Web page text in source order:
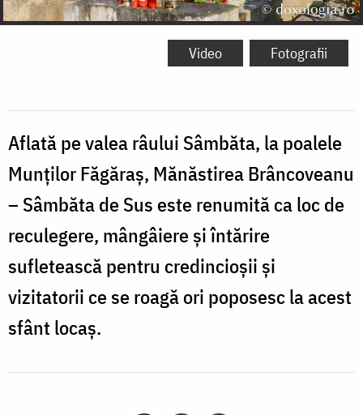
Video Fotografii
Aflată pe valea râului Sâmbăta, la poalele
Munților Făgăraș, Mănăstirea Brâncoveanu
– Sâmbăta de Sus este renumită ca loc de
reculegere, mângâiere și întărire
sufletească pentru credincioșii și
vizitatorii ce se roagă ori poposesc la acest
sfânt locaș.